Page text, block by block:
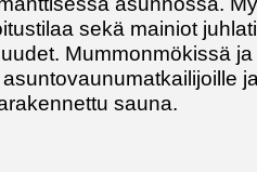
sekä mainiot
Mummonmökissä
sauna.